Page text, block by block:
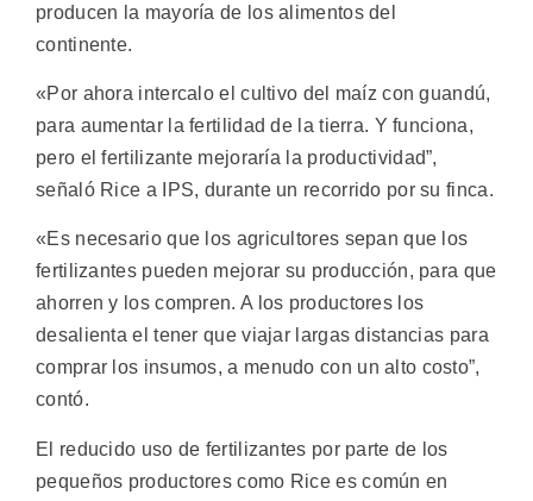
producen la mayoría de los alimentos del
continente.
«Por ahora intercalo el cultivo del maíz con guandú,
para aumentar la fertilidad de la tierra. Y funciona,
pero el fertilizante mejoraría la productividad”,
señaló Rice a IPS, durante un recorrido por su finca.
«Es necesario que los agricultores sepan que los
fertilizantes pueden mejorar su producción, para que
ahorren y los compren. A los productores los
desalienta el tener que viajar largas distancias para
comprar los insumos, a menudo con un alto costo”,
contó.
El reducido uso de fertilizantes por parte de los
pequeños productores como Rice es común en